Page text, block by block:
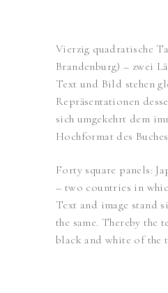
Vierzig quadratische
Brandenburg) – zwei
Text und Bild stehen
Repräsentationen
sich umgekehrt dem
Hochformat des
Forty square panels:
– two countries in
Text and image stand
the same. Thereby the
black and white of the